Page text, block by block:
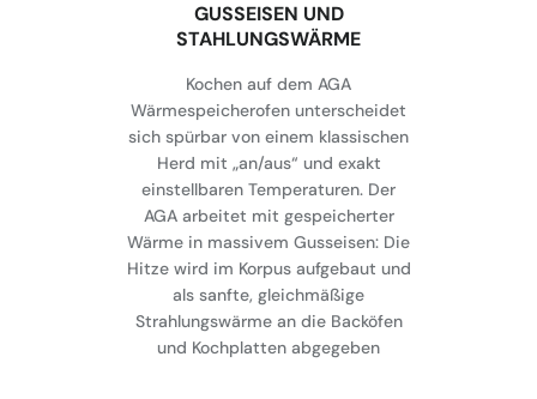
GUSSEISEN UND
STAHLUNGSWÄRME
Kochen auf dem AGA
Wärmespeicherofen unterscheidet
sich spürbar von einem klassischen
Herd mit „an/aus“ und exakt
einstellbaren Temperaturen. Der
AGA arbeitet mit gespeicherter
Wärme in massivem Gusseisen: Die
Hitze wird im Korpus aufgebaut und
als sanfte, gleichmäßige
Strahlungswärme an die Backöfen
und Kochplatten abgegeben